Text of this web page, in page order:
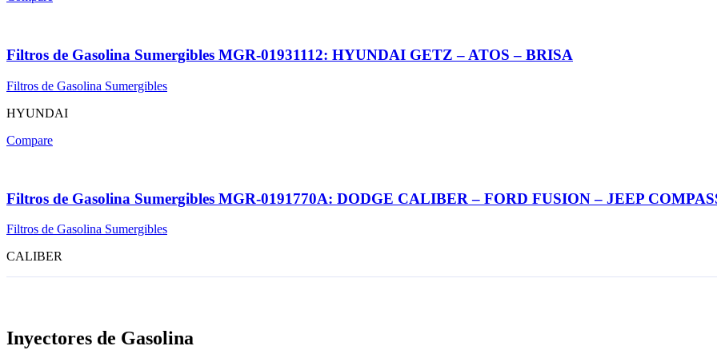
Filtros de Gasolina Sumergibles MGR-01931112: HYUNDAI GETZ – ATOS – BRISA
Filtros de Gasolina Sumergibles
HYUNDAI
Compare
Filtros de Gasolina Sumergibles MGR-0191770A: DODGE CALIBER – FORD FUSION – JEEP
Filtros de Gasolina Sumergibles
CALIBER
Inyectores de Gasolina